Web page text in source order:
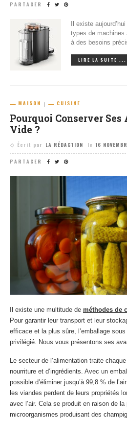
PARTAGER
Il existe
types de machines
à des besoins
LIRE LA SUITE ...
MAISON CUISINE
Pourquoi Conserver
Vide ?
Écrit par LA RÉDACTION le 16
PARTAGER
Il existe une multitude de méthodes de
Pour garantir leur transport et leur
efficace et la plus sûre, l’emballage
privilégié. Nous vous présentons ses
Le secteur de l’alimentation traite
nourriture et d’ingrédients. Avec un
possible d’éliminer jusqu’à 99,8 % de
les viandes perdent de leurs propriétés
avec l’air. Cela se produit en raison de la
microorganismes produisant des